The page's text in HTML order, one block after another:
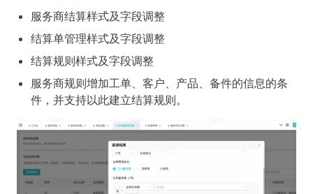
服务商结算样式及字段调整
结算单管理样式及字段调整
结算规则样式及字段调整
服务商规则增加工单、客户、产品、备件的信息的条
件，并支持以此建立结算规则。